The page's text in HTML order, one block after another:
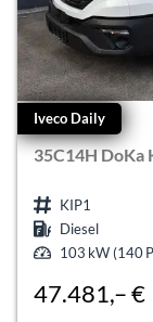
Iveco Daily
35C14H DoKa
KIP1
Diesel
103 kW (140
47.481,– €